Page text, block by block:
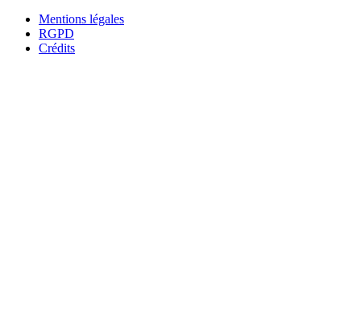
Mentions légales
RGPD
Crédits